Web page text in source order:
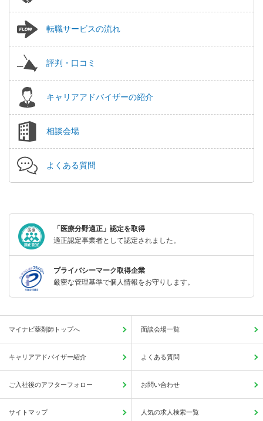
転職サービスの流れ
評判・口コミ
キャリアアドバイザーの紹介
相談会場
よくある質問
「医療分野適正」認定を取得
適正認定事業者として認定されました。
プライバシーマーク取得企業
厳密な管理基準で個人情報をお守りします。
マイナビ薬剤師トップへ 面談会場一覧
キャリアアドバイザー紹介 よくある質問
ご入社後のアフターフォロー お問い合わせ
サイトマップ 人気の求人検索一覧